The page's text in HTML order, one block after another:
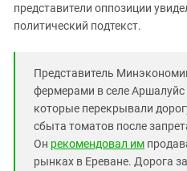
представители оппозиции
политический подтекст.
Представитель
фермерами в селе
которые перекрывали
сбыта томатов после
Он рекомендовал им
рынках в Ереване. Дорога